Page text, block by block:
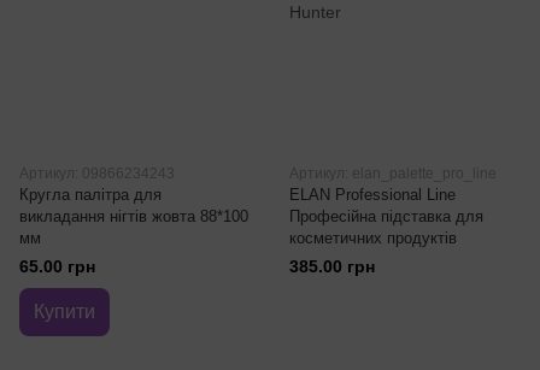
Артикул: 09866234243
Кругла палітра для
викладання нігтів жовта 88*100
мм
65.00 грн
Купити
Артикул: elan_palette_pro_line
ELAN Professional Line
Професійна підставка для
косметичних продуктів
385.00 грн